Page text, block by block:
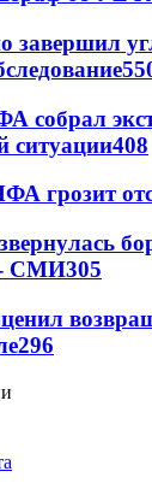
завершил
собрал
ситуации408
грозит
СМИ305
296